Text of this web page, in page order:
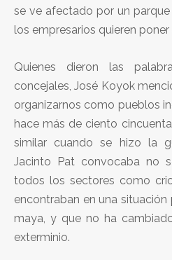
se ve afectado por un
los empresarios quieren poner
Quienes dieron las
concejales, José Koyok
organizarnos como pueblos
hace más de ciento
similar cuando se hizo la
Jacinto Pat convocaba no
todos los sectores como
encontraban en una
maya, y que no ha
exterminio.